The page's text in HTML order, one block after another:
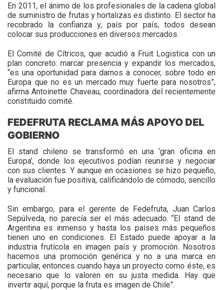
En 2011, el ánimo de los profesionales de la cadena global
de suministro de frutas y hortalizas es distinto. El sector ha
recobrado la confianza y, país por país, todos desean
colocar sus producciones en diversos mercados.
El Comité de Cítricos, que acudió a Fruit Logistica con un
plan concreto: marcar presencia y expandir los mercados,
“es una oportunidad para darnos a conocer, sobre todo en
Europa que no es un mercado muy fuerte para nosotros”,
afirma Antoinette Chaveau, coordinadora del recientemente
constituido comité.
FEDEFRUTA RECLAMA MÁS APOYO DEL
GOBIERNO
El stand chileno se transformó en una ‘gran oficina en
Europa’, donde los ejecutivos podían reunirse y negociar
con sus clientes. Y aunque en ocasiones se hizo pequeño,
la evaluación fue positiva, calificándolo de cómodo, sencillo
y funcional.
Sin embargo, para el gerente de Fedefruta, Juan Carlos
Sepúlveda, no parecía ser el más adecuado. “El stand de
Argentina es inmenso y hasta los países más pequeños
tienen uno en condiciones. El Estado puede apoyar a la
industria frutícola en imagen país y promoción. Nosotros
hacemos una promoción genérica y no a una marca en
particular, entonces cuando haya un proyecto como éste, es
necesario que lo valoren en su justa medida. Hay que
invertir aquí, porque la fruta es imagen de Chile”.